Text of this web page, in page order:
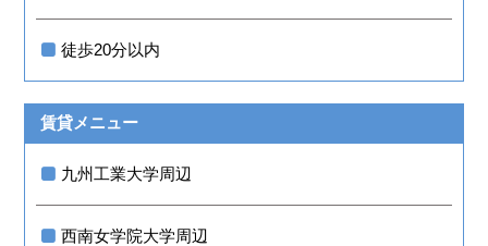
徒歩20分以内
賃貸メニュー
九州工業大学周辺
西南女学院大学周辺